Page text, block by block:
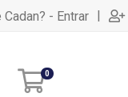
- Entrar |
0